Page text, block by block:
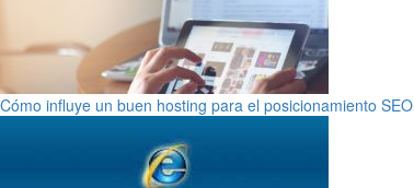
Cómo influye un buen hosting para el posicionamiento SEO